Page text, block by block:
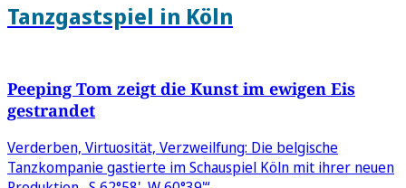
Tanzgastspiel in Köln
Peeping Tom zeigt die Kunst im ewigen Eis
gestrandet
Verderben, Virtuosität, Verzweilfung: Die belgische
Tanzkompanie gastierte im Schauspiel Köln mit ihrer neuen